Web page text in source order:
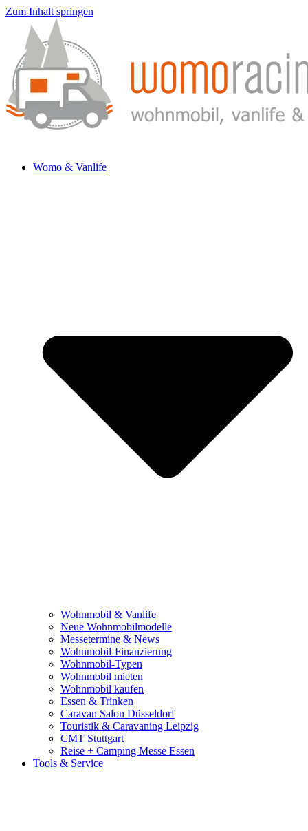
Zum Inhalt springen
Womo & Vanlife
Wohnmobil & Vanlife
Neue Wohnmobilmodelle
Messetermine & News
Wohnmobil-Finanzierung
Wohnmobil-Typen
Wohnmobil mieten
Wohnmobil kaufen
Essen & Trinken
Caravan Salon Düsseldorf
Touristik & Caravaning Leipzig
CMT Stuttgart
Reise + Camping Messe Essen
Tools & Service